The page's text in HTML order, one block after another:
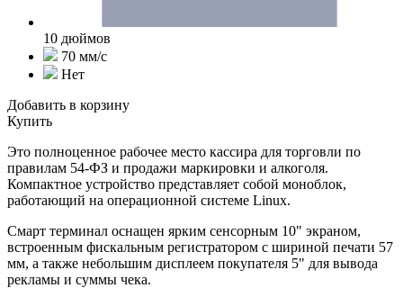
10 дюймов
70 мм/с
Нет
Добавить в корзину
Купить
Это полноценное рабочее место кассира для торговли по
правилам 54-ФЗ и продажи маркировки и алкоголя.
Компактное устройство представляет собой моноблок,
работающий на операционной системе Linux.
Смарт терминал оснащен ярким сенсорным 10" экраном,
встроенным фискальным регистратором с шириной печати 57
мм, а также небольшим дисплеем покупателя 5" для вывода
рекламы и суммы чека.